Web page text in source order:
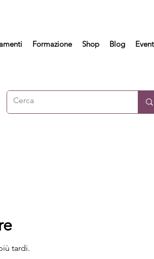
Formazione Shop Blog
tardi.